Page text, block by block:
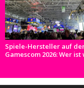
Spiele-Hersteller auf
Gamescom 2026: Wer ist